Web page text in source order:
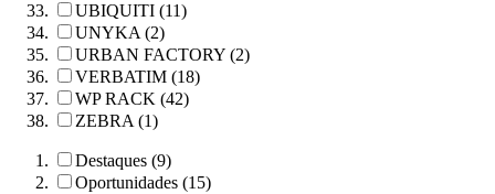
UBIQUITI (11)
UNYKA (2)
URBAN FACTORY (2)
VERBATIM (18)
WP RACK (42)
ZEBRA (1)
Destaques (9)
Oportunidades (15)